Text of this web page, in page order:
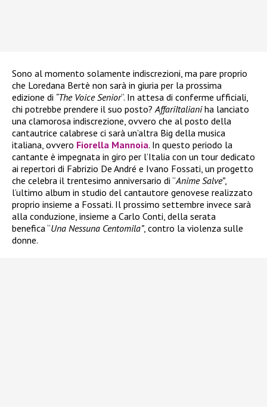
Sono al momento solamente indiscrezioni, ma pare proprio
che Loredana Bertè non sarà in giuria per la prossima
edizione di “The Voice Senior“. In attesa di conferme ufficiali,
chi potrebbe prendere il suo posto?AffariItalianiha lanciato
una clamorosa indiscrezione, ovvero che al posto della
cantautrice calabrese ci sarà un’altra Big della musica
italiana, ovvero Fiorella Mannoia. In questo periodo la
cantante è impegnata in giro per l’Italia con un tour dedicato
ai repertori di Fabrizio De André e Ivano Fossati, un progetto
che celebra il trentesimo anniversario di “Anime Salve”,
l’ultimo album in studio del cantautore genovese realizzato
proprio insieme a Fossati. Il prossimo settembre invece sarà
alla conduzione, insieme a Carlo Conti, della serata
benefica “Una Nessuna Centomila”, contro la violenza sulle
donne.